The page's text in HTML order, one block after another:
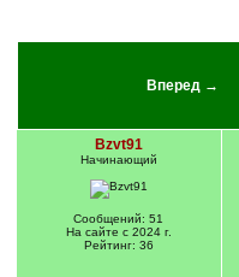
Вперед →
Bzvt91
Начинающий
Сообщений: 51
На сайте с 2024 г.
Рейтинг: 36